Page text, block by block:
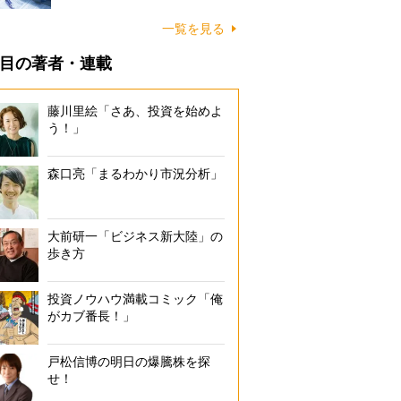
一覧を見る
の著者・連載
藤川里絵「さあ、投資を始めよ
う！」
森口亮「まるわかり市況分析」
大前研一「ビジネス新大陸」の
歩き方
投資ノウハウ満載コミック「俺
がカブ番長！」
戸松信博の明日の爆騰株を探
せ！